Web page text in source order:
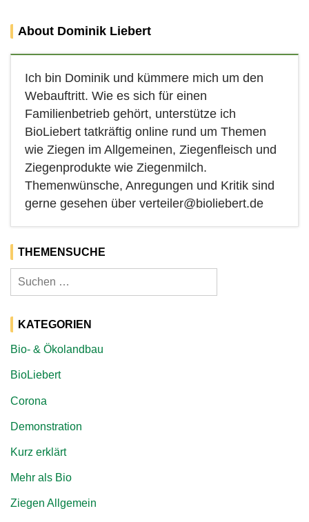
About Dominik Liebert
Ich bin Dominik und kümmere mich um den
Webauftritt. Wie es sich für einen
Familienbetrieb gehört, unterstütze ich
BioLiebert tatkräftig online rund um Themen
wie Ziegen im Allgemeinen, Ziegenfleisch und
Ziegenprodukte wie Ziegenmilch.
Themenwünsche, Anregungen und Kritik sind
gerne gesehen über verteiler@bioliebert.de
THEMENSUCHE
Suchen
nach:
KATEGORIEN
Bio- & Ökolandbau
BioLiebert
Corona
Demonstration
Kurz erklärt
Mehr als Bio
Ziegen Allgemein